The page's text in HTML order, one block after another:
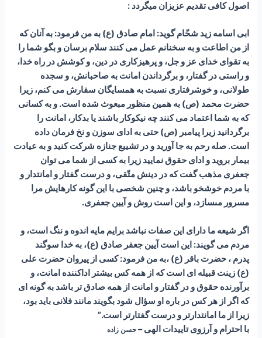
اصول کافی تقدیم عزیزان میگردد :
ابى اسامه زيد شحّام گويد: امام صادق (ع) به من فرمود: به آنان كه
از من اطاعت و به سخنانم عمل می کنند سلام برسان و بگو شما را
به تقواى خداى عز و جل، و پرهيزکارى در دين، و كوشش در راه خدا،
و راستى در گفتار، و برگرداندن امانت به صاحبانش، و سجده
طولانى، و خوشرفتارى نسبت به همسايگان سفارش می کنم، زيرا
حضرت محمد (ص) به همين منظور مبعوث شده است. و به كسانى
كه به شما اعتماد می کنند چه نيكوكار باشند يا بدكار، امانت را
برگردانيد زيرا پیامبر (ص) حتى به اداى سوزن و نخ فرمان داده
است. صله رحم به جا آوريد و در تشييع جنازه شركت كنيد و به عيادت
بيمار برويد و اداى حقوق نماييد زيرا به کسی از شما می توان
جعفری مذهب گفت كه در دينش متّقى، و درست گفتار و امانتدار و
با مردم خوشخو باشد، و چنين شخصى با اين گونه كارهايش مرا
مسرور مى‏سازد، و اين است روش و آيين جعفرى.
اگر شيعه ما داراى اين صفات نباشد برايم مايه اندوه و ننگ است، و
مردم می گویند: اين است آيين جعفر صادق (ع)، به خدا سوگند
پدرم ، حضرت باقر (ع) ،به من فرمود: كسى از پيروان حضرت على
(ع) زينت قبيله‏ اى است كه از همه كس بيشتر اداكننده امانت، و
برآورنده حقوق و در گفتار و امانت از همه صادق تر باشد به گونه‏ اى
كه اگر از هر كس در باره او سؤال شود بگويند مانند فلانى بايد بود،
زيرا از ما امانتدارتر و درست گفتارتر است.”
با احترام و آرزوی تاییدات الهی –حسن زاده